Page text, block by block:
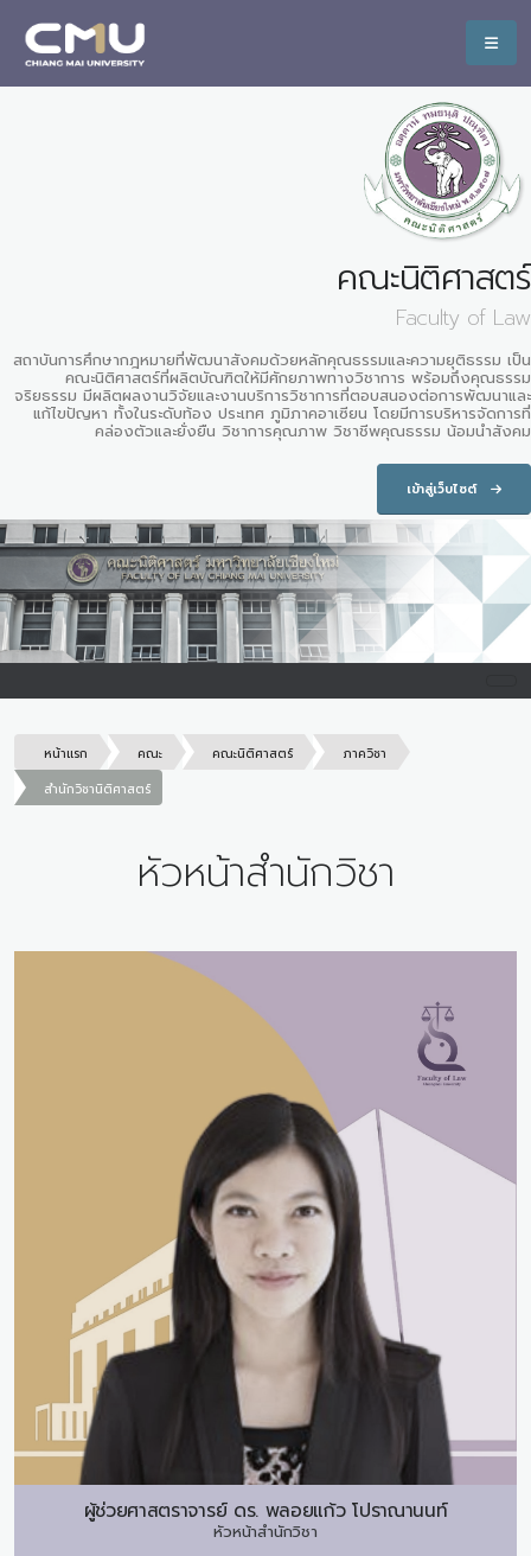
คณะนิติศาสตร์
Faculty of Law
สถาบันการศึกษากฎหมายที่พัฒนาสังคมด้วยหลักคุณธรรมและความยุติธรรม เป็น
คณะนิติศาสตร์ที่ผลิตบัณฑิตให้มีศักยภาพทางวิชาการ พร้อมถึงคุณธรรม
จริยธรรม มีผลิตผลงานวิจัยและงานบริการวิชาการที่ตอบสนองต่อการพัฒนาและ
แก้ไขปัญหา ทั้งในระดับท้อง ประเทศ ภูมิภาคอาเซียน โดยมีการบริหารจัดการที่
คล่องตัวและยั่งยืน วิชาการคุณภาพ วิชาชีพคุณธรรม น้อมนำสังคม
เข้าสู่เว็บไซต์
หน้าแรก คณะ คณะนิติศาสตร์
ภาควิชา
สำนักวิชานิติศาสตร์
หัวหน้าสำนักวิชา
ผู้ช่วยศาสตราจารย์ ดร. พลอยแก้ว โปราณานนท์
หัวหน้าสำนักวิชา